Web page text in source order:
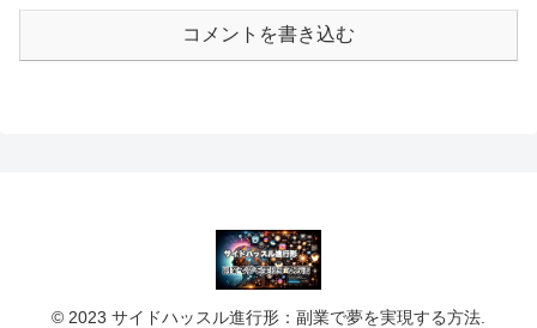
コメントを書き込む
© 2023 サイドハッスル進行形：副業で夢を実現する方法.